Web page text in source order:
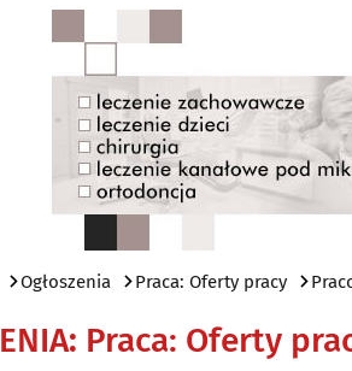
Ogłoszenia Praca: Oferty pracy
: Praca: Oferty